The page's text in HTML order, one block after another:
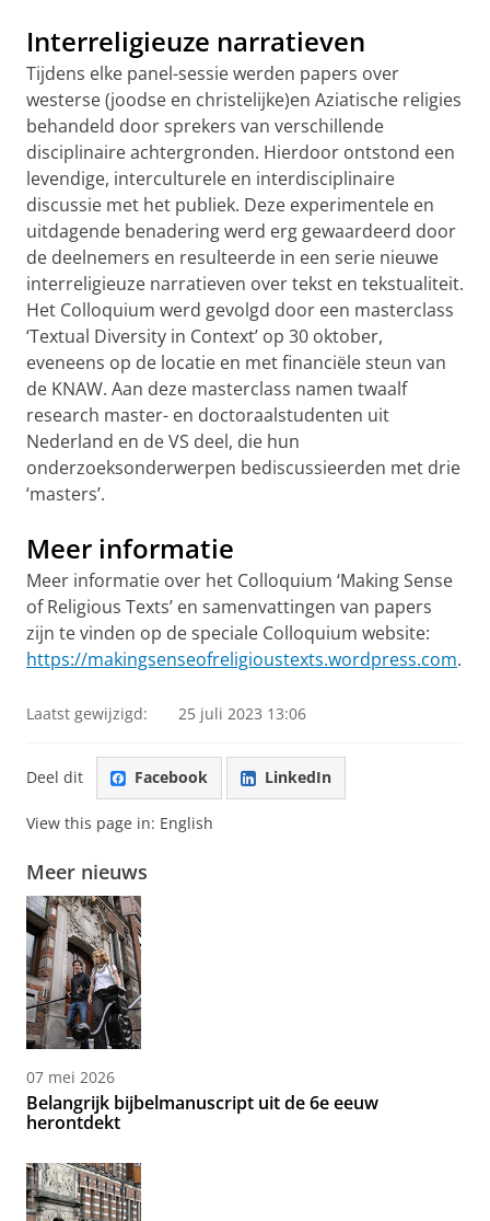
Interreligieuze narratieven
Tijdens elke panel-sessie werden papers over
westerse (joodse en christelijke)en Aziatische religies
behandeld door sprekers van verschillende
disciplinaire achtergronden. Hierdoor ontstond een
levendige, interculturele en interdisciplinaire
discussie met het publiek. Deze experimentele en
uitdagende benadering werd erg gewaardeerd door
de deelnemers en resulteerde in een serie nieuwe
interreligieuze narratieven over tekst en tekstualiteit.
Het Colloquium werd gevolgd door een masterclass
‘Textual Diversity in Context’ op 30 oktober,
eveneens op de locatie en met financiële steun van
de KNAW. Aan deze masterclass namen twaalf
research master- en doctoraalstudenten uit
Nederland en de VS deel, die hun
onderzoeksonderwerpen bediscussieerden met drie
‘masters’.
Meer informatie
Meer informatie over het Colloquium ‘Making Sense
of Religious Texts’ en samenvattingen van papers
zijn te vinden op de speciale Colloquium website:
https://makingsenseofreligioustexts.wordpress.com.
Laatst gewijzigd: 25 juli 2023 13:06
Deel dit Facebook LinkedIn
View this page in: English
Meer nieuws
07 mei 2026
Belangrijk bijbelmanuscript uit de 6e eeuw
herontdekt